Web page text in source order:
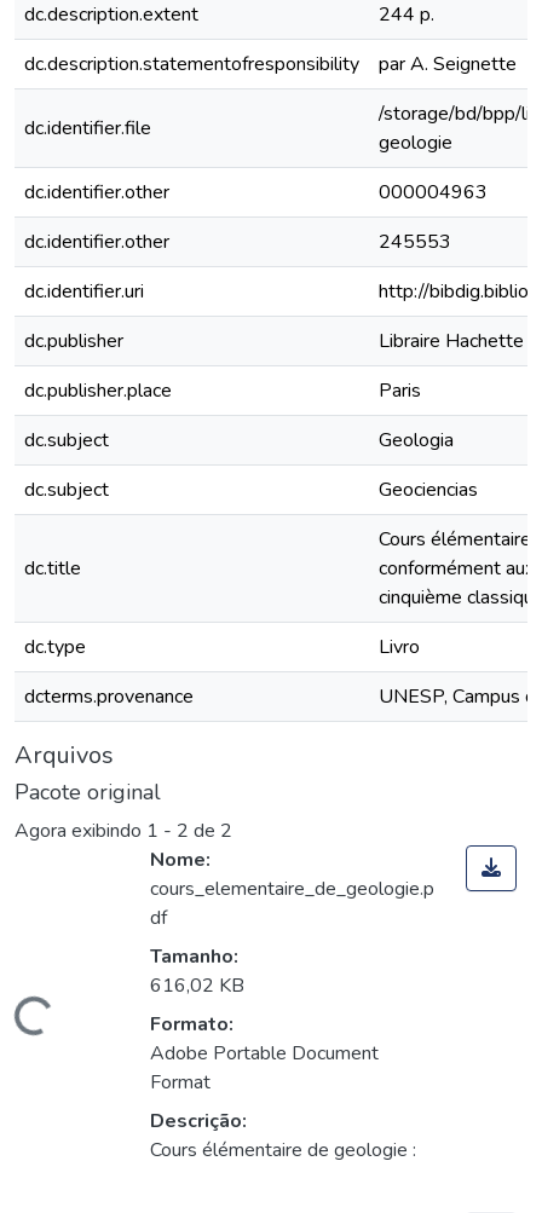
dc.description.extent
244 p.
dc.description.statementofresponsibility
par A. Seignette
dc.identifier.file
/storage/bd/bpp/
geologie
dc.identifier.other
000004963
dc.identifier.other
245553
dc.identifier.uri
http://
dc.publisher
Libraire Hachette
dc.publisher.place
Paris
dc.subject
Geologia
dc.subject
Geociencias
dc.title
Cours élémentaire
conformément
cinquième
dc.type
Livro
dcterms.provenance
UNESP, Campus
Arquivos
Pacote original
Agora exibindo 1 - 2 de 2
Carregando...
Nome:
cours_elementaire_de_geologie.p
df
Tamanho:
616,02 KB
Formato:
Adobe Portable Document
Format
Descrição:
Cours élémentaire de geologie :